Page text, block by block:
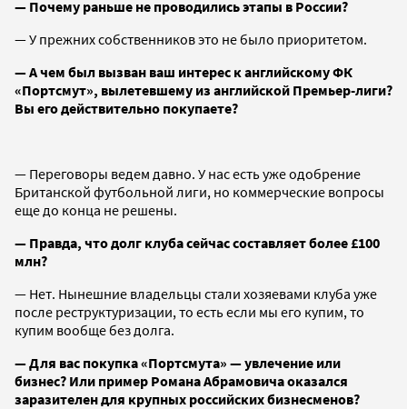
— Почему раньше не проводились этапы в России?
— У прежних собственников это не было приоритетом.
— А чем был вызван ваш интерес к английскому ФК
«Портсмут», вылетевшему из английской Премьер-лиги?
Вы его действительно покупаете?
— Переговоры ведем давно. У нас есть уже одобрение
Британской футбольной лиги, но коммерческие вопросы
еще до конца не решены.
— Правда, что долг клуба сейчас составляет более £100
млн?
— Нет. Нынешние владельцы стали хозяевами клуба уже
после реструктуризации, то есть если мы его купим, то
купим вообще без долга.
— Для вас покупка «Портсмута» — увлечение или
бизнес? Или пример Романа Абрамовича оказался
заразителен для крупных российских бизнесменов?